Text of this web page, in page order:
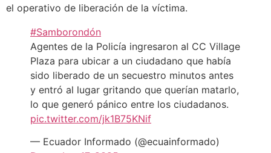
el operativo de liberación de la víctima.
#Samborondón
Agentes de la Policía ingresaron al CC Village
Plaza para ubicar a un ciudadano que había
sido liberado de un secuestro minutos antes
y entró al lugar gritando que querían matarlo,
lo que generó pánico entre los ciudadanos.
pic.twitter.com/jk1B75KNif
— Ecuador Informado (@ecuainformado)